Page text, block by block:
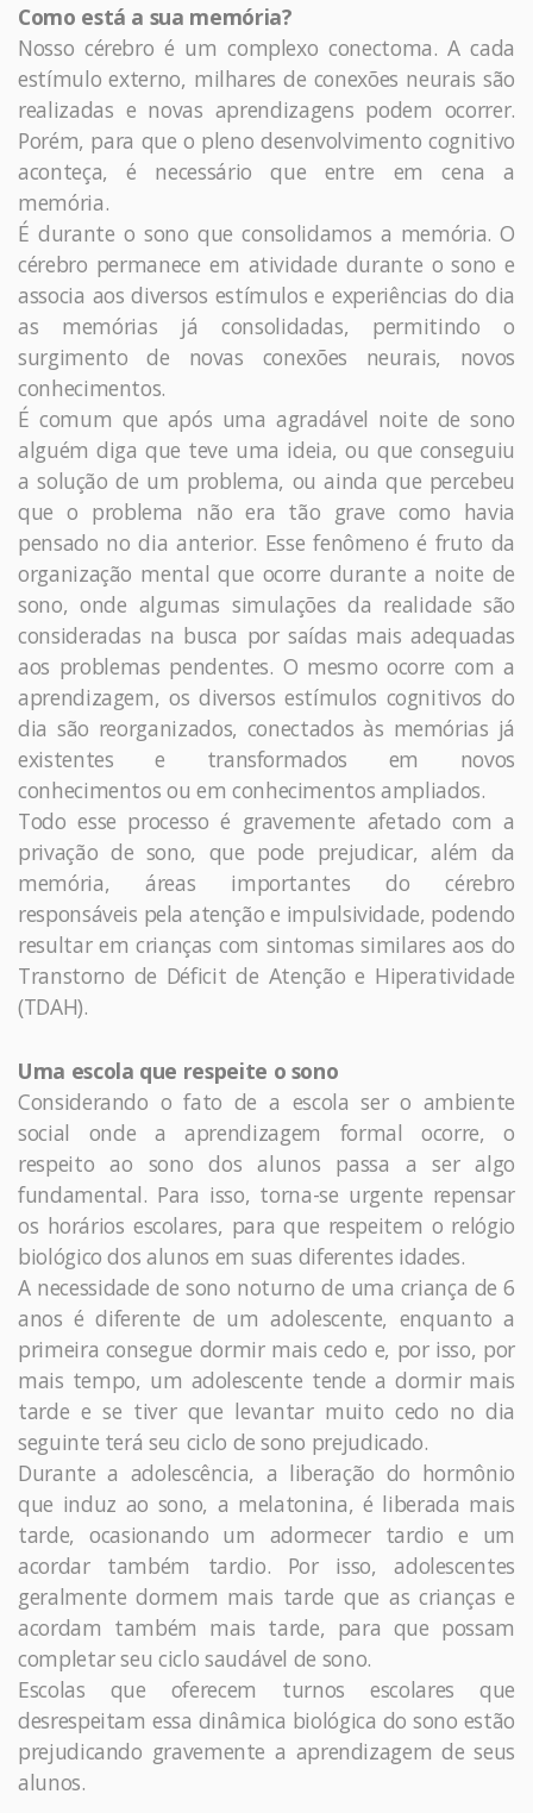
Como está a sua memória?
Nosso cérebro é um complexo conectoma. A cada
estímulo externo, milhares de conexões neurais são
realizadas e novas aprendizagens podem ocorrer.
Porém, para que o pleno desenvolvimento cognitivo
aconteça, é necessário que entre em cena a
memória.
É durante o sono que consolidamos a memória. O
cérebro permanece em atividade durante o sono e
associa aos diversos estímulos e experiências do dia
as memórias já consolidadas, permitindo o
surgimento de novas conexões neurais, novos
conhecimentos.
É comum que após uma agradável noite de sono
alguém diga que teve uma ideia, ou que conseguiu
a solução de um problema, ou ainda que percebeu
que o problema não era tão grave como havia
pensado no dia anterior. Esse fenômeno é fruto da
organização mental que ocorre durante a noite de
sono, onde algumas simulações da realidade são
consideradas na busca por saídas mais adequadas
aos problemas pendentes. O mesmo ocorre com a
aprendizagem, os diversos estímulos cognitivos do
dia são reorganizados, conectados às memórias já
existentes e transformados em novos
conhecimentos ou em conhecimentos ampliados.
Todo esse processo é gravemente afetado com a
privação de sono, que pode prejudicar, além da
memória, áreas importantes do cérebro
responsáveis pela atenção e impulsividade, podendo
resultar em crianças com sintomas similares aos do
Transtorno de Déficit de Atenção e Hiperatividade
(TDAH).
Uma escola que respeite o sono
Considerando o fato de a escola ser o ambiente
social onde a aprendizagem formal ocorre, o
respeito ao sono dos alunos passa a ser algo
fundamental. Para isso, torna-se urgente repensar
os horários escolares, para que respeitem o relógio
biológico dos alunos em suas diferentes idades.
A necessidade de sono noturno de uma criança de 6
anos é diferente de um adolescente, enquanto a
primeira consegue dormir mais cedo e, por isso, por
mais tempo, um adolescente tende a dormir mais
tarde e se tiver que levantar muito cedo no dia
seguinte terá seu ciclo de sono prejudicado.
Durante a adolescência, a liberação do hormônio
que induz ao sono, a melatonina, é liberada mais
tarde, ocasionando um adormecer tardio e um
acordar também tardio. Por isso, adolescentes
geralmente dormem mais tarde que as crianças e
acordam também mais tarde, para que possam
completar seu ciclo saudável de sono.
Escolas que oferecem turnos escolares que
desrespeitam essa dinâmica biológica do sono estão
prejudicando gravemente a aprendizagem de seus
alunos.